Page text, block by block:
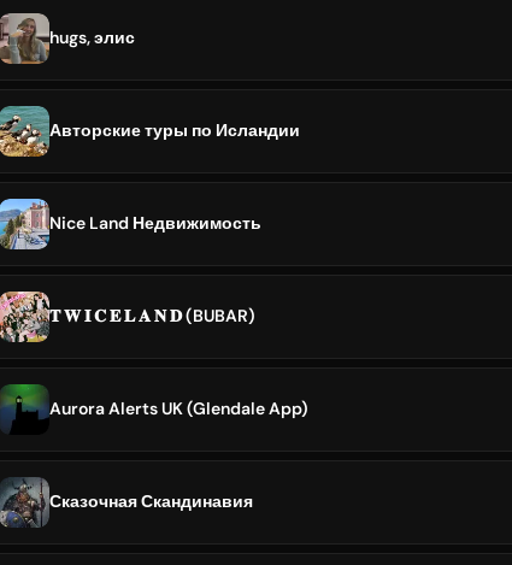
hugs, элис
Авторские туры по Исландии
Nice Land Недвижимость
𝐓 𝐖 𝐈 𝐂 𝐄 𝐋 𝐀 𝐍 𝐃 (BUBAR)
Aurora Alerts UK (Glendale App)
Сказочная Скандинавия